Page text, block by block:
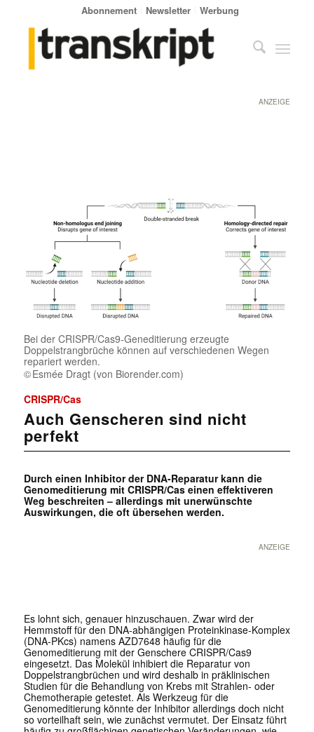
Abonnement Newsletter Werbung
ANZEIGE
Bei der CRISPR/Cas9-Geneditierung erzeugte
Doppelstrangbrüche können auf verschiedenen Wegen
repariert werden.
Esmée Dragt (von Biorender.com)
CRISPR/Cas
Auch Genscheren sind nicht
perfekt
Durch einen Inhibitor der DNA-Reparatur kann die
Genomeditierung mit CRISPR/Cas einen effektiveren
Weg beschreiten – allerdings mit unerwünschte
Auswirkungen, die oft übersehen werden.
ANZEIGE
Es lohnt sich, genauer hinzuschauen. Zwar wird der
Hemmstoff für den DNA-abhängigen Proteinkinase-Komplex
(DNA-PKcs) namens AZD7648 häufig für die
Genomeditierung mit der Genschere CRISPR/Cas9
eingesetzt. Das Molekül inhibiert die Reparatur von
Doppelstrangbrüchen und wird deshalb in präklinischen
Studien für die Behandlung von Krebs mit Strahlen- oder
Chemotherapie getestet. Als Werkzeug für die
Genomeditierung könnte der Inhibitor allerdings doch nicht
so vorteilhaft sein, wie zunächst vermutet. Der Einsatz führt